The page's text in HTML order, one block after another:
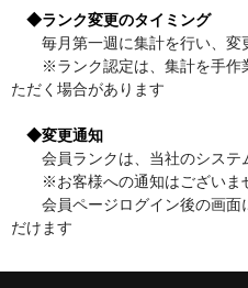
◆ランク変更のタイミング
毎月第一週に集計を行い、変
※ランク認定は、集計を手作
ただく場合があります
◆変更通知
会員ランクは、当社のシステ
※お客様への通知はございま
会員ページログイン後の画面
だけます